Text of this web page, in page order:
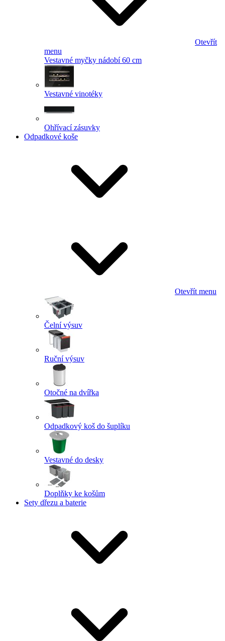
Otevřít
menu
Vestavné myčky nádobí 60 cm
Vestavné vinotéky
Ohřívací zásuvky
Odpadkové koše
Otevřít menu
Čelní výsuv
Ruční výsuv
Otočné na dvířka
Odpadkový koš do šuplíku
Vestavné do desky
Doplňky ke košům
Sety dřezu a baterie